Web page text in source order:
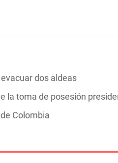
dos aldeas
la toma de posesión
Colombia